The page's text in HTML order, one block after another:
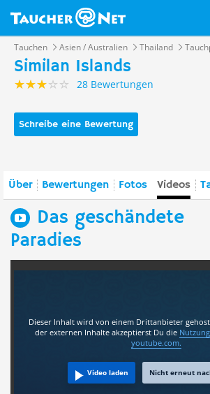
Tauchen Asien / Australien Thailand
Similan Islands
28 Bewertungen
Schreibe eine Bewertung
Über Bewertungen Fotos Videos
Das geschändete
Paradies
Dieser Inhalt wird von einem Drittanbieter
der externen Inhalte akzeptierst Du die
youtube.com.
Video laden Nicht erneut